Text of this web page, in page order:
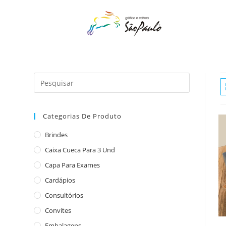
Categorias De Produto
Brindes
Caixa Cueca Para 3 Und
Capa Para Exames
Cardápios
Consultórios
Convites